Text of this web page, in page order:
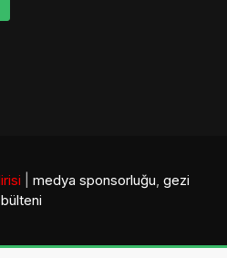
medya sponsorluğu, gezi
bülteni